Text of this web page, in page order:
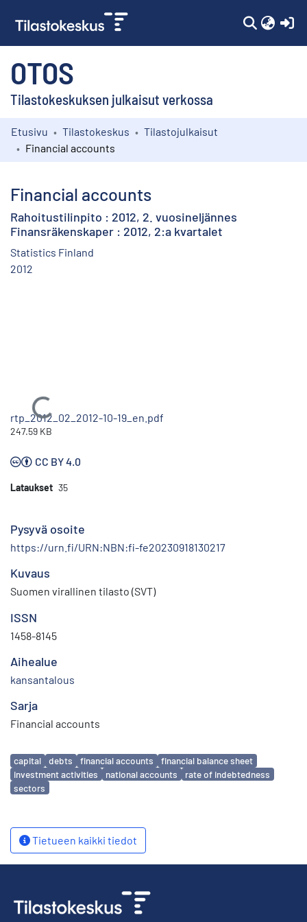
OTOS
Tilastokeskuksen julkaisut verkossa
Kokoelmat
Etusivu Tilastokeskus
Tilastojulkaisut
Financial accounts
Financial accounts
Rahoitustilinpito : 2012, 2. vuosineljännes
Finansräkenskaper : 2012, 2:a kvartalet
Statistics Finland
2012
Ladataan...
rtp_2012_02_2012-10-19_en.pdf
247.59 KB
CC BY 4.0
Lataukset 35
Pysyvä osoite
https://urn.fi/URN:NBN:fi-fe20230918130217
Kuvaus
Suomen virallinen tilasto (SVT)
ISSN
1458-8145
Aihealue
kansantalous
Sarja
Financial accounts
Avainsanat
capital debts financial accounts
financial balance sheet
investment activities
national accounts
rate of indebtedness
sectors
Tietueen kaikki tiedot